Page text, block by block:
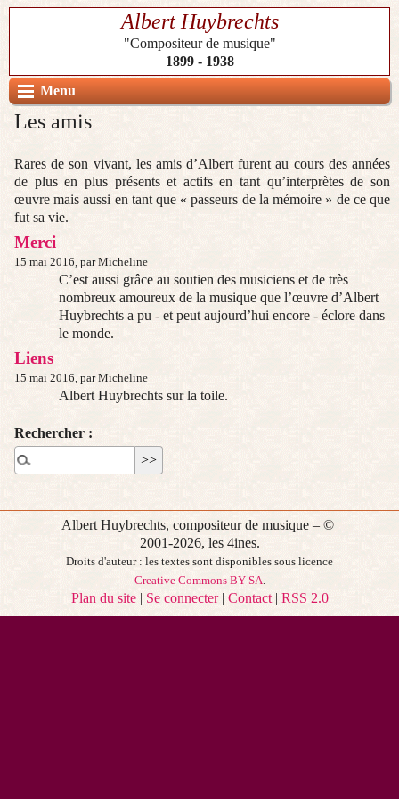
Albert Huybrechts
"Compositeur de musique"
1899 - 1938
Menu
Les amis
Rares de son vivant, les amis d’Albert furent au cours des années
de plus en plus présents et actifs en tant qu’interprètes de son
œuvre mais aussi en tant que « passeurs de la mémoire » de ce que
fut sa vie.
Merci
15 mai 2016, par Micheline
C’est aussi grâce au soutien des musiciens et de très
nombreux amoureux de la musique que l’œuvre d’Albert
Huybrechts a pu - et peut aujourd’hui encore - éclore dans
le monde.
Liens
15 mai 2016, par Micheline
Albert Huybrechts sur la toile.
Rechercher :
Albert Huybrechts, compositeur de musique – ©
2001-2026, les 4ines.
Droits d'auteur : les textes sont disponibles sous licence
Creative Commons BY-SA
Plan du site| Se connecter| Contact| RSS 2.0